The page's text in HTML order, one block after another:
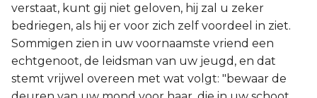
verstaat, kunt gij niet geloven, hij zal u zeker
bedriegen, als hij er voor zich zelf voordeel in ziet.
Sommigen zien in uw voornaamste vriend een
echtgenoot, de leidsman van uw jeugd, en dat
stemt vrijwel overeen met wat volgt: "bewaar de